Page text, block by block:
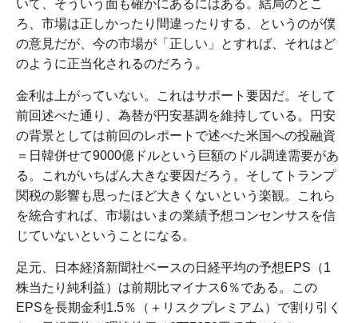
いて、そういう面も確かにあるにはある。結局のとこ
ろ、市場は正しかったり間違ったりする、というのが僕
の意見だが、今の市場が「正しい」とすれば、それはど
のように正当化されるのだろう。
金利は上がっていない。これはサポート要因だ。そして
前回述べた通り、為替が円安基調を維持している。円安
の背景としては前回のレポートで述べた米国への投融資
＝日韓併せて9000億ドルという巨額のドル調達需要があ
る。これがいちばん大きな要因だろう。そしてトランプ
関税の影響も思ったほど大きくないという楽観。これら
を統合すれば、市場はいまの業績予想コンセンサスを信
じていないということになる。
足元、日本経済新聞社ベースの日経平均の予想EPS（1
株当たり純利益）は前期比マイナス6％である。この
EPSを長期金利1.5％（＋リスクプレミアム）で割り引く